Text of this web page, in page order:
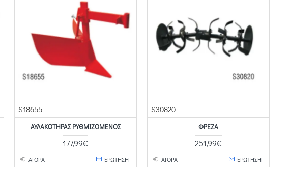
S18655
ΑΥΛΑΚΩΤΉΡΑΣ ΡΥΘΜΙΖΌΜΕΝΟΣ
177,99€
ΑΓΟΡΑ ΕΡΩΤΗΣΗ
S30820
ΦΡΈΖΑ
251,99€
ΑΓΟΡΑ ΕΡΩΤΗΣΗ